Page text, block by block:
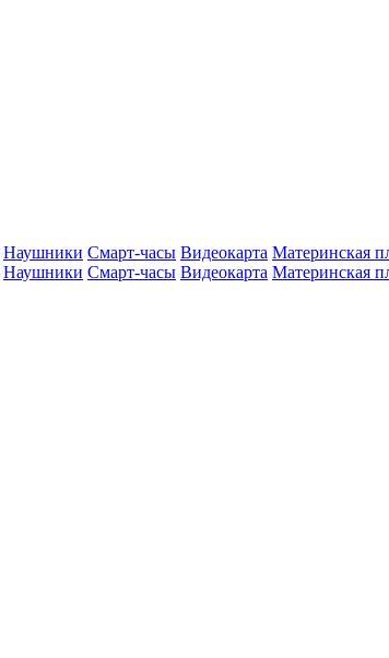
Наушники Смарт-часы Видеокарта Материнская
Наушники Смарт-часы Видеокарта Материнская